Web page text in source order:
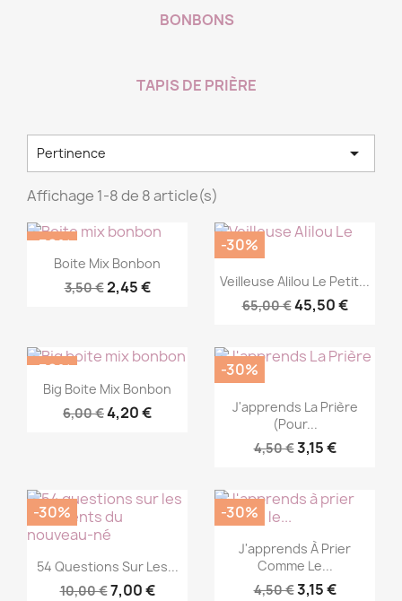
BONBONS
TAPIS DE PRIÈRE
Pertinence 
Affichage 1-8 de 8 article(s)
Commander
Boite Mix Bonbon
3,50 €2,45 €
-30%
Commander
Veilleuse Alilou Le Petit...
65,00 €45,50 €
-30%
Commander
Big Boite Mix Bonbon
6,00 €4,20 €
-30%
Commander
J'apprends La Prière
(Pour...
4,50 €3,15 €
-30%
Commander
54 Questions Sur Les...
10,00 €7,00 €
-30%
Commander
J'apprends À Prier
Comme Le...
4,50 €3,15 €
-30%